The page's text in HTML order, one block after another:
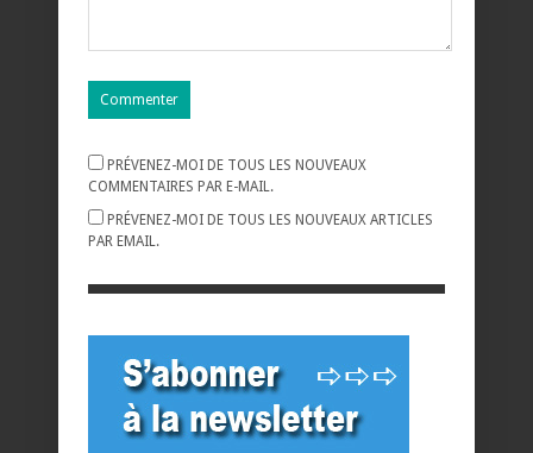
PRÉVENEZ-MOI DE TOUS LES NOUVEAUX
COMMENTAIRES PAR E-MAIL.
PRÉVENEZ-MOI DE TOUS LES NOUVEAUX ARTICLES
PAR EMAIL.